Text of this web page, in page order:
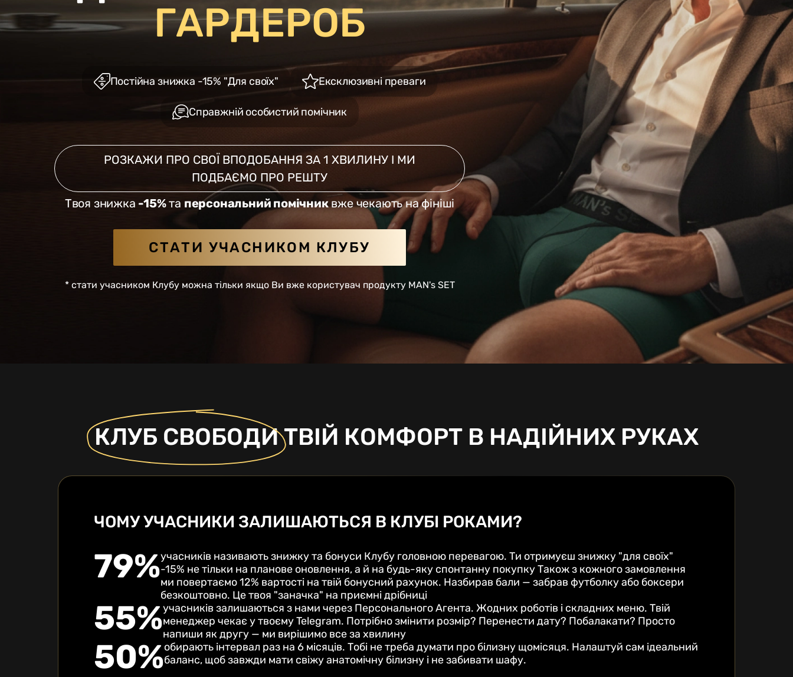
ГАРДЕРОБ
Постійна знижка -15% "Для своїх" Ексклюзивні преваги
Справжній особистий помічник
РОЗКАЖИ ПРО СВОЇ ВПОДОБАННЯ ЗА 1 ХВИЛИНУ І МИ
ПОДБАЄМО ПРО РЕШТУ
Твоя знижка -15%та персональний помічниквже чекають на фініші
СТАТИ УЧАСНИКОМ КЛУБУ
* стати учасником Клубу можна тільки якщо Ви вже користувач продукту MAN's SET
КЛУБ СВОБОДИТВІЙ КОМФОРТ В НАДІЙНИХ РУКАХ
ЧОМУ УЧАСНИКИ ЗАЛИШАЮТЬСЯ В КЛУБІ РОКАМИ?
79%учасників називають знижку та бонуси Клубу головною перевагою. Ти отримуєш знижку "для своїх"
-15% не тільки на планове оновлення, а й на будь-яку спонтанну покупку Також з кожного замовлення
ми повертаємо 12% вартості на твій бонусний рахунок. Назбирав бали — забрав футболку або боксери
безкоштовно. Це твоя "заначка" на приємні дрібниці
55%учасників залишаються з нами через Персонального Агента. Жодних роботів і складних меню. Твій
менеджер чекає у твоєму Telegram. Потрібно змінити розмір? Перенести дату? Побалакати? Просто
напиши як другу — ми вирішимо все за хвилину
50%обирають інтервал раз на 6 місяців. Тобі не треба думати про білизну щомісяця. Налаштуй сам ідеальний
баланс, щоб завжди мати свіжу анатомічну білизну і не забивати шафу.